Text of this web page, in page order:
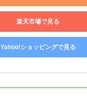
楽天市場で見る
Yahoo!ショッピングで見る